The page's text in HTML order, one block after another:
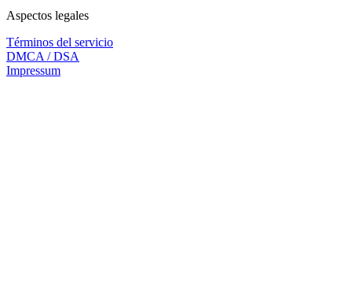
Aspectos legales
Términos del servicio
DMCA / DSA
Impressum